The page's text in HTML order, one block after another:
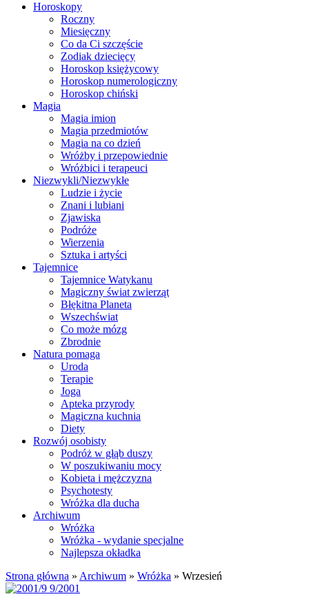
Horoskopy
Roczny
Miesięczny
Co da Ci szczęście
Zodiak dziecięcy
Horoskop księżycowy
Horoskop numerologiczny
Horoskop chiński
Magia
Magia imion
Magia przedmiotów
Magia na co dzień
Wróżby i przepowiednie
Wróżbici i terapeuci
Niezwykli/Niezwykłe
Ludzie i życie
Znani i lubiani
Zjawiska
Podróże
Wierzenia
Sztuka i artyści
Tajemnice
Tajemnice Watykanu
Magiczny świat zwierząt
Błękitna Planeta
Wszechświat
Co może mózg
Zbrodnie
Natura pomaga
Uroda
Terapie
Joga
Apteka przyrody
Magiczna kuchnia
Diety
Rozwój osobisty
Podróż w głąb duszy
W poszukiwaniu mocy
Kobieta i mężczyzna
Psychotesty
Wróżka dla ducha
Archiwum
Wróżka
Wróżka - wydanie specjalne
Najlepsza okładka
Strona główna » Archiwum » Wróżka » Wrzesień